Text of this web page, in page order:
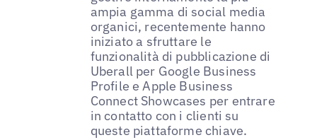
ampia gamma di social media
organici, recentemente hanno
iniziato a sfruttare le
funzionalità di pubblicazione di
Uberall per Google Business
Profile e Apple Business
Connect Showcases per entrare
in contatto con i clienti su
queste piattaforme chiave.